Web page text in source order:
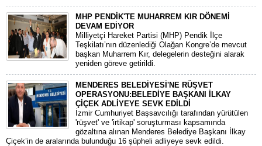
MHP PENDİK'TE MUHARREM KIR DÖNEMİ
DEVAM EDİYOR
​Milliyetçi Hareket Partisi (MHP) Pendik İlçe
Teşkilatı’nın düzenlediği Olağan Kongre’de mevcut
başkan Muharrem Kır, delegelerin desteğini alarak
yeniden göreve getirildi.
MENDERES BELEDİYESİ'NE RÜŞVET
OPERASYONU:BELEDİYE BAŞKANI İLKAY
ÇİÇEK ADLİYEYE SEVK EDİLDİ
​İzmir Cumhuriyet Başsavcılığı tarafından yürütülen
'rüşvet' ve 'irtikap' soruşturması kapsamında
gözaltına alınan Menderes Belediye Başkanı İlkay
Çiçek’in de aralarında bulunduğu 16 şüpheli adliyeye sevk edildi.